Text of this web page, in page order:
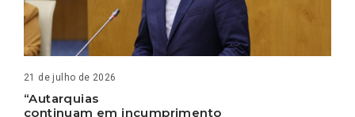
21 de julho de 2026
“Autarquias
continuam em incumprimento